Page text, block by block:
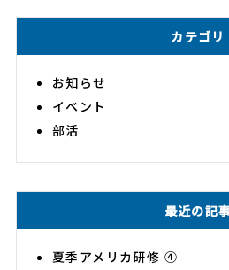
カテゴリ
お知らせ
イベント
部活
最近の記
夏季アメリカ研修 ④